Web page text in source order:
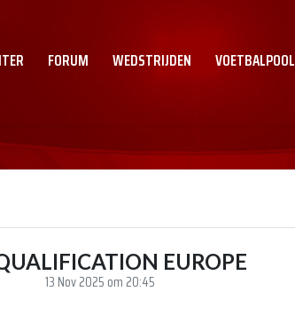
FORUM WEDSTRIJDEN VOETBALPOOL
EUROPE
13 Nov 2025 om 20:45